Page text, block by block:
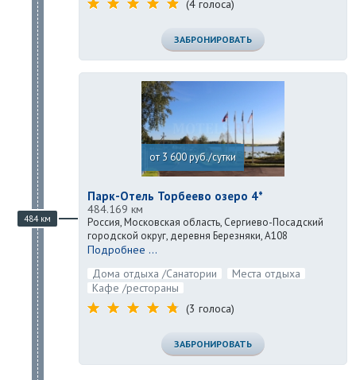
(4 голоса)
ЗАБРОНИРОВАТЬ
484 км
от 3 600 руб./сутки
Парк-Отель Торбеево озеро 4*
484.169 км
Россия, Московская область, Сергиево-Посадский
городской округ, деревня Березняки, А108
Подробнее ...
Дома отдыха /Санатории
Места отдыха
Кафе /рестораны
(3 голоса)
ЗАБРОНИРОВАТЬ